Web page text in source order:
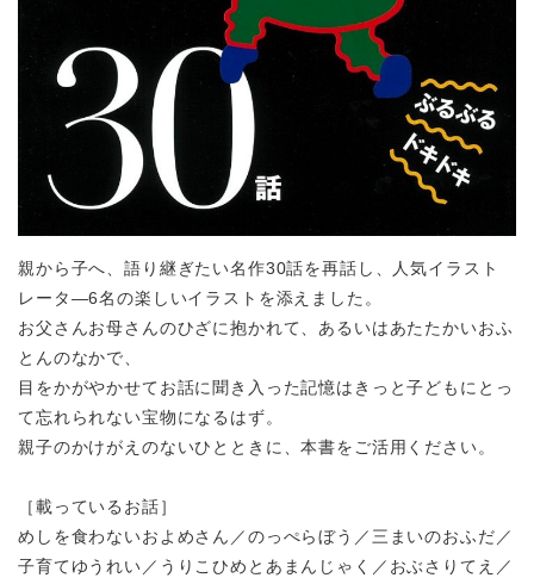
親から子へ、語り継ぎたい名作30話を再話し、人気イラスト
レータ―6名の楽しいイラストを添えました。
お父さんお母さんのひざに抱かれて、あるいはあたたかいおふ
とんのなかで、
目をかがやかせてお話に聞き入った記憶はきっと子どもにとっ
て忘れられない宝物になるはず。
親子のかけがえのないひとときに、本書をご活用ください。
［載っているお話］
めしを食わないおよめさん／のっぺらぼう／三まいのおふだ／
子育てゆうれい／うりこひめとあまんじゃく／おぶさりてえ／